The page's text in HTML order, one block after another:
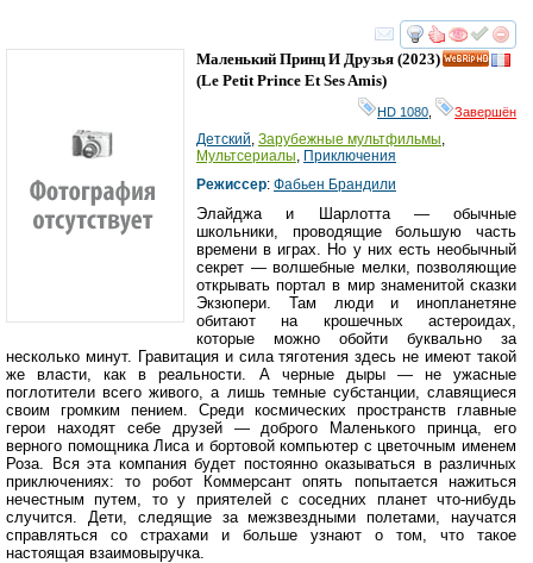
смотреть
Маленький Принц И Друзья (2023)
(Le Petit Prince Et Ses Amis)
HD 1080 Завершён
Детский Зарубежные мультфильмы
Мультсериалы Приключения
Режиссер: Фабьен Брандили
Элайджа и Шарлотта — обычные
школьники, проводящие большую часть
времени в играх. Но у них есть необычный
секрет — волшебные мелки, позволяющие
открывать портал в мир знаменитой сказки
Экзюпери. Там люди и инопланетяне
обитают на крошечных астероидах,
которые можно обойти буквально за
несколько минут. Гравитация и сила тяготения здесь не имеют такой
же власти, как в реальности. А черные дыры — не ужасные
поглотители всего живого, а лишь темные субстанции, славящиеся
своим громким пением. Среди космических пространств главные
герои находят себе друзей — доброго Маленького принца, его
верного помощника Лиса и бортовой компьютер с цветочным именем
Роза. Вся эта компания будет постоянно оказываться в различных
приключениях: то робот Коммерсант опять попытается нажиться
нечестным путем, то у приятелей с соседних планет что-нибудь
случится. Дети, следящие за межзвездными полетами, научатся
справляться со страхами и больше узнают о том, что такое
настоящая взаимовыручка.